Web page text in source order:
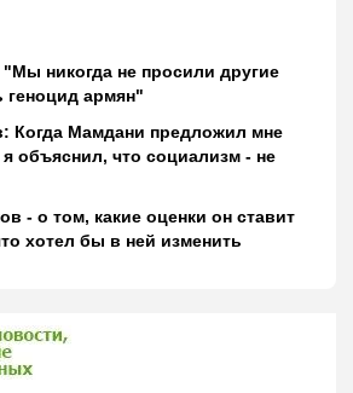
никогда не просили другие
геноцид армян"
Когда Мамдани предложил мне
объяснил, что социализм - не
- о том, какие оценки он ставит
хотел бы в ней изменить